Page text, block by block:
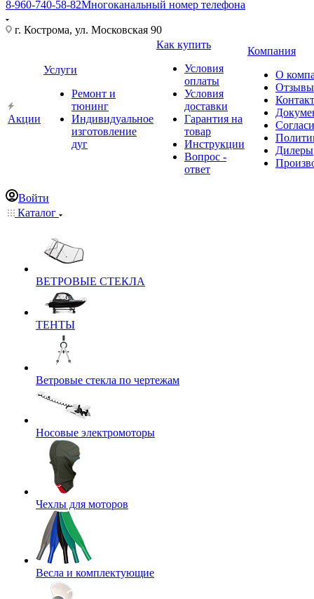
8-960-740-58-82Многоканальный номер телефона
г. Кострома, ул. Московская 90
Акции
Услуги
Ремонт и
тюнинг
Индивидуальное
изготовление
дуг
Как купить
Условия
оплаты
Условия
доставки
Гарантия на
товар
Инструкции
Вопрос -
ответ
Компания
О
Отзывы
Дилеры
Войти
Каталог
ВЕТРОВЫЕ СТЕКЛА
ТЕНТЫ
Ветровые стекла по чертежам
Носовые электромоторы
Чехлы для моторов
Весла и комплектующие